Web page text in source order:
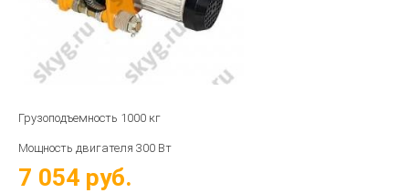
Грузоподъемность 1000 кг
Мощность двигателя 300 Вт
7 054 руб.